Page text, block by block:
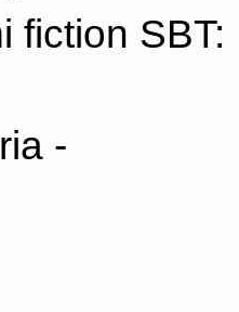
fiction SBT:
-